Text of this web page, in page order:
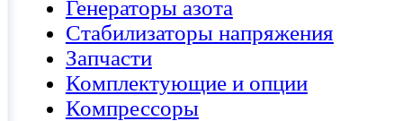
Генераторы азота
Стабилизаторы напряжения
Запчасти
Комплектующие и опции
Компрессоры